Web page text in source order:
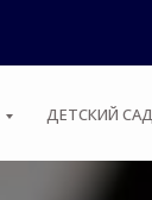
ДЕТСКИЙ САД